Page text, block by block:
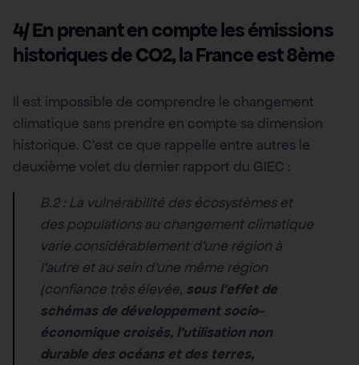
4/ En prenant en compte les émissions
historiques de CO2, la France est 8ème
Il est impossible de comprendre le changement
climatique sans prendre en compte sa dimension
historique. C’est ce que rappelle entre autres le
deuxième volet du dernier rapport du GIEC :
B.2 : La vulnérabilité des écosystèmes et
des populations au changement climatique
varie considérablement d’une région à
l’autre et au sein d’une même région
(confiance très élevée, sous l’effet de
schémas de développement socio-
économique croisés, l’utilisation non
durable des océans et des terres,